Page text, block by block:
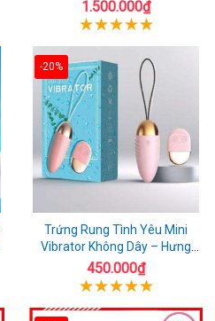
1.500.000₫
-20%
Trứng Rung Tình Yêu Mini
Vibrator Không Dây – Hưng
Phấn Mọi Nơi
450.000₫